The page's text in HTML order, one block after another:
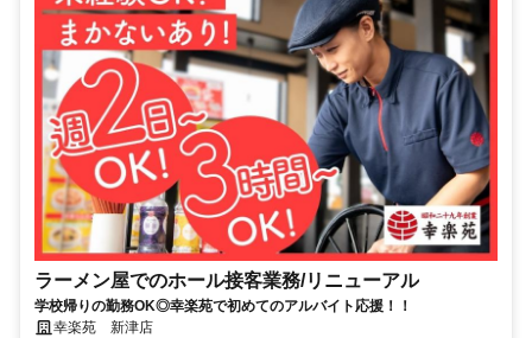
ラーメン屋でのホール接客業務/リニューアル
学校帰りの勤務OK◎幸楽苑で初めてのアルバイト応援！！
幸楽苑 新津店